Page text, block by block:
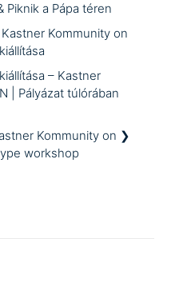
Piknik a Pápa téren
Kommunity on
– Kastner
| Pályázat túlórában
Kommunity on ❯
workshop